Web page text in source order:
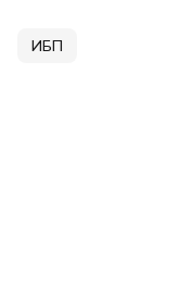
ИБП